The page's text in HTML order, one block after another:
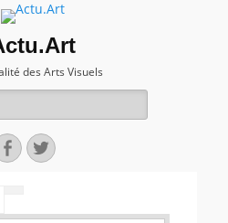
des Arts Visuels
Facebook
Twitter